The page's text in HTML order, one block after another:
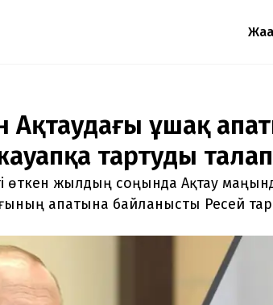
электронды
нөмір
Тек email
Ақтаудағы ұшақ
тартуды
өткен жылдың соңында Ақтау
апатына байланысты Ресей